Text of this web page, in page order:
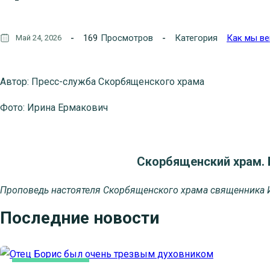
Май 24, 2026 169 Просмотров Категория Как мы
Автор: Пресс-служба Скорбященского храма
Фото: Ирина Ермакович
Скорбященский храм.
Проповедь настоятеля Скорбященского храма священника
Последние новости